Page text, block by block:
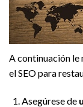
A continuación le
el SEO para
Asegúrese de